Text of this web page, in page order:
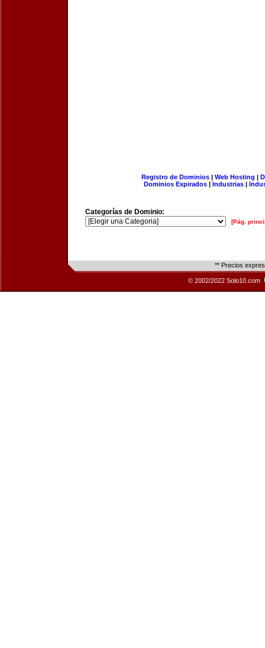
Registro de Dominios| Web Hosting |
Dominios Expirados | Industrias |
Categorías de Dominio:
[Pág.
** Precios
© 2002/2022 Solo10.com